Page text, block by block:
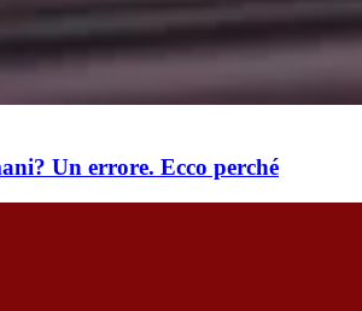
Un errore. Ecco perché